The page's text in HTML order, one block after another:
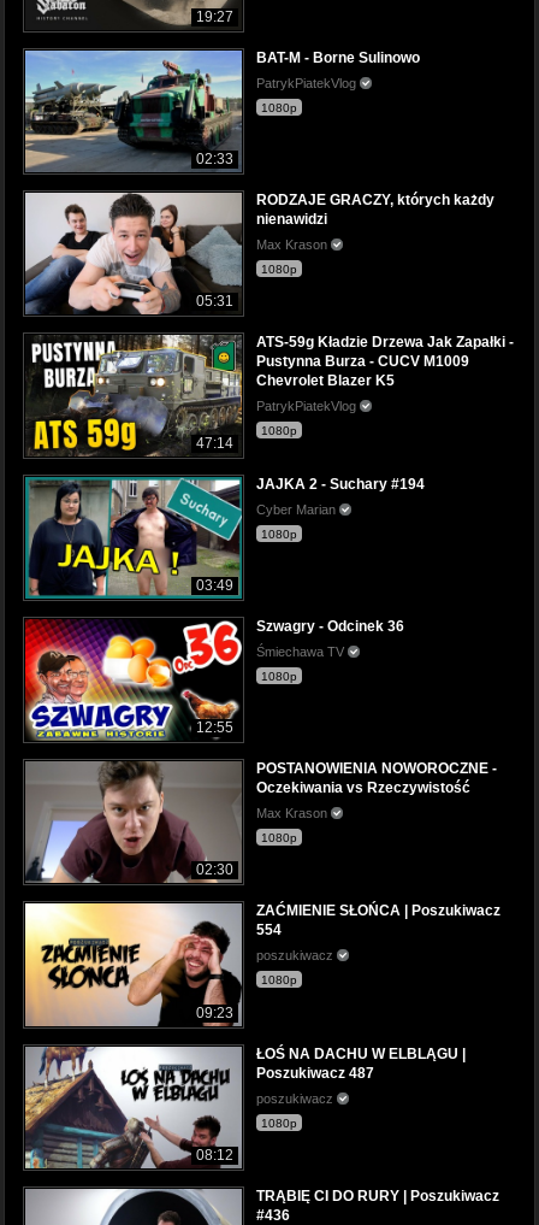
19:27
02:33
BAT-M - Borne Sulinowo
PatrykPiatekVlog
1080p
05:31
RODZAJE GRACZY, których każdy
nienawidzi
Max Krason
1080p
47:14
ATS-59g Kładzie Drzewa Jak Zapałki -
Pustynna Burza - CUCV M1009
Chevrolet Blazer K5
PatrykPiatekVlog
1080p
03:49
JAJKA 2 - Suchary #194
Cyber Marian
1080p
12:55
Szwagry - Odcinek 36
Śmiechawa TV
1080p
02:30
POSTANOWIENIA NOWOROCZNE -
Oczekiwania vs Rzeczywistość
Max Krason
1080p
09:23
ZAĆMIENIE SŁOŃCA | Poszukiwacz
554
poszukiwacz
1080p
08:12
ŁOŚ NA DACHU W ELBLĄGU |
Poszukiwacz 487
poszukiwacz
1080p
TRĄBIĘ CI DO RURY | Poszukiwacz
#436